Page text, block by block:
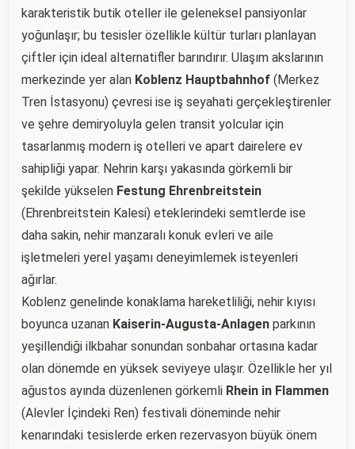
karakteristik butik oteller ile geleneksel pansiyonlar
yoğunlaşır; bu tesisler özellikle kültür turları planlayan
çiftler için ideal alternatifler barındırır. Ulaşım akslarının
merkezinde yer alan Koblenz Hauptbahnhof (Merkez
Tren İstasyonu) çevresi ise iş seyahati gerçekleştirenler
ve şehre demiryoluyla gelen transit yolcular için
tasarlanmış modern iş otelleri ve apart dairelere ev
sahipliği yapar. Nehrin karşı yakasında görkemli bir
şekilde yükselen Festung Ehrenbreitstein
(Ehrenbreitstein Kalesi) eteklerindeki semtlerde ise
daha sakin, nehir manzaralı konuk evleri ve aile
işletmeleri yerel yaşamı deneyimlemek isteyenleri
ağırlar.
Koblenz genelinde konaklama hareketliliği, nehir kıyısı
boyunca uzanan Kaiserin-Augusta-Anlagen parkının
yeşillendiği ilkbahar sonundan sonbahar ortasına kadar
olan dönemde en yüksek seviyeye ulaşır. Özellikle her yıl
ağustos ayında düzenlenen görkemli Rhein in Flammen
(Alevler İçindeki Ren) festivali döneminde nehir
kenarındaki tesislerde erken rezervasyon büyük önem